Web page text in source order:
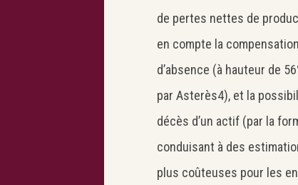
de pertes nettes de
en compte la
d’absence (à hauteur de
par Asterès4), et la
décès d’un actif (par la
conduisant à des
plus coûteuses pour les